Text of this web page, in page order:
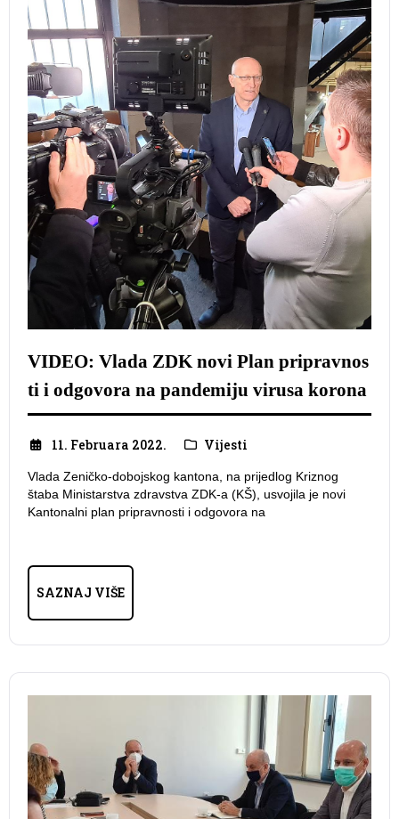
VIDEO: Vlada ZDK novi Plan pripravnos
ti i odgovora na pandemiju virusa korona
11. Februara 2022. Vijesti
Vlada Zeničko-dobojskog kantona, na prijedlog Kriznog
štaba Ministarstva zdravstva ZDK-a (KŠ), usvojila je novi
Kantonalni plan pripravnosti i odgovora na
SAZNAJ VIŠE